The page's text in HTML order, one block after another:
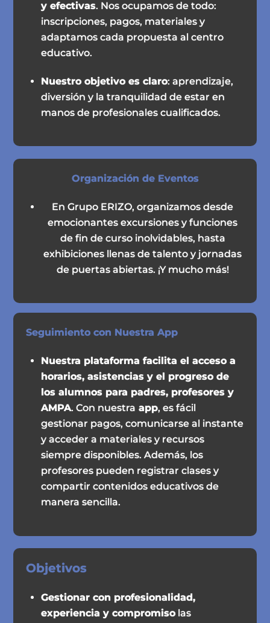
y efectivas. Nos ocupamos de todo:
inscripciones, pagos, materiales y
adaptamos cada propuesta al centro
educativo.
Nuestro objetivo es claro: aprendizaje,
diversión y la tranquilidad de estar en
manos de profesionales cualificados.
Organización de Eventos
En Grupo ERIZO, organizamos desde
emocionantes excursiones y funciones
de fin de curso inolvidables, hasta
exhibiciones llenas de talento y jornadas
de puertas abiertas. ¡Y mucho más!
Seguimiento con Nuestra App
Nuestra plataforma facilita el acceso a
horarios, asistencias y el progreso de
los alumnos para padres, profesores y
AMPA. Con nuestra app, es fácil
gestionar pagos, comunicarse al instante
y acceder a materiales y recursos
siempre disponibles. Además, los
profesores pueden registrar clases y
compartir contenidos educativos de
manera sencilla.
Objetivos
Gestionar con profesionalidad,
experiencia y compromiso las